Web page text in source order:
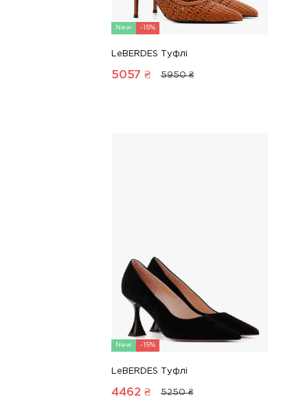
New -15%
LeBERDES Туфлі
5057 ₴ 5950 ₴
New -15%
LeBERDES Туфлі
4462 ₴ 5250 ₴